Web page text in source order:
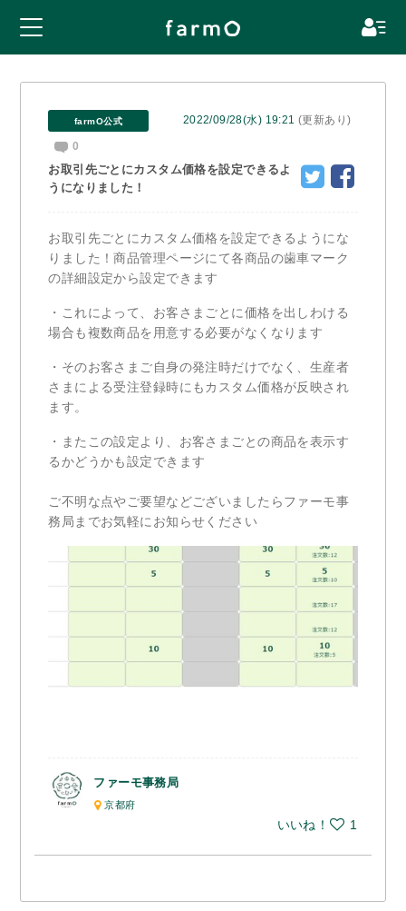
farmO公式 2022/09/28(水) 19:21 (更新あり)
0
お取引先ごとにカスタム価格を設定できるよ
うになりました！
お取引先ごとにカスタム価格を設定できるようにな
りました！商品管理ページにて各商品の歯車マーク
の詳細設定から設定できます
・これによって、お客さまごとに価格を出しわける
場合も複数商品を用意する必要がなくなります
・そのお客さまご自身の発注時だけでなく、生産者
さまによる受注登録時にもカスタム価格が反映され
ます。
・またこの設定より、お客さまごとの商品を表示す
るかどうかも設定できます
ご不明な点やご要望などございましたらファーモ事
務局までお気軽にお知らせください
ファーモ事務局
京都府
いいね！ 1